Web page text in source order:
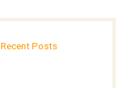
Recent Posts